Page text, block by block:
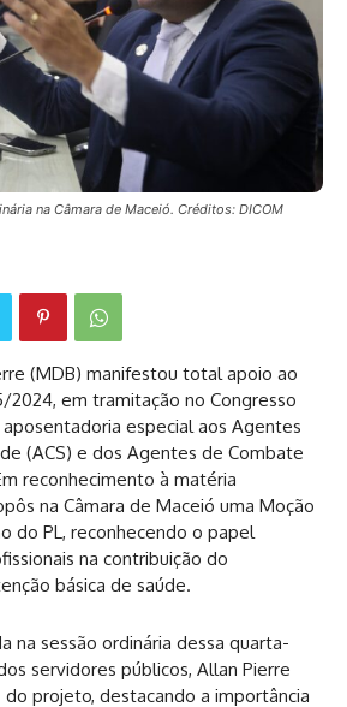
na Câmara de Maceió. Créditos: DICOM
(MDB) manifestou total apoio ao
2024, em tramitação no Congresso
especial aos Agentes
(ACS) e dos Agentes de Combate
reconhecimento à matéria
na Câmara de Maceió uma Moção
do PL, reconhecendo o papel
na contribuição do
básica de saúde.
na sessão ordinária dessa quarta-
servidores públicos, Allan Pierre
projeto, destacando a importância